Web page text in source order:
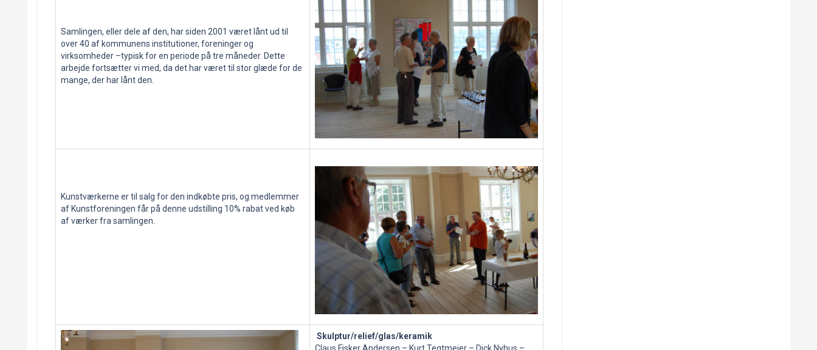
Samlingen, eller dele af den, har siden 2001 været lånt ud til
over 40 af kommunens institutioner, foreninger og
virksomheder –typisk for en periode på tre måneder. Dette
arbejde fortsætter vi med, da det har været til stor glæde for de
mange, der har lånt den.
Kunstværkerne er til salg for den indkøbte pris, og medlemmer
af Kunstforeningen får på denne udstilling 10% rabat ved køb
af værker fra samlingen.
Skulptur/relief/glas/keramik
Claus Fisker Andersen – Kurt Tegtmeier – Dick Nyhus –